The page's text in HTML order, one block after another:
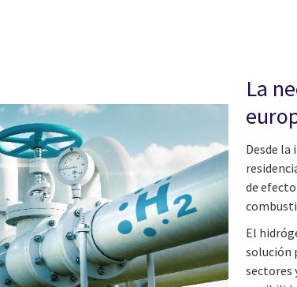
La
Desde
de
El
solución
sectores